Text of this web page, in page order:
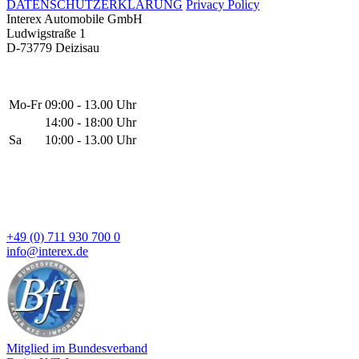
DATENSCHUTZERKLÄRUNG Privacy Policy
Interex Automobile GmbH
Ludwigstraße 1
D-73779 Deizisau
Mo-Fr 09:00 - 13.00 Uhr
14:00 - 18:00 Uhr
Sa
10:00 - 13.00 Uhr
+49 (0) 711 930 700 0
info@interex.de
Mitglied im Bundesverband